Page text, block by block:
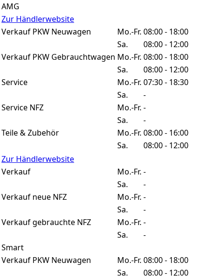
AMG
Zur Händlerwebsite
Verkauf PKW Neuwagen
Mo.-Fr. 08:00 - 18:00
Sa.
08:00 - 12:00
Verkauf PKW Gebrauchtwagen Mo.-Fr. 08:00 - 18:00
Sa.
08:00 - 12:00
Service
Mo.-Fr. 07:30 - 18:30
Sa.
-
Service NFZ
Mo.-Fr. -
Sa.
-
Teile & Zubehör
Mo.-Fr. 08:00 - 16:00
Sa.
08:00 - 12:00
Zur Händlerwebsite
Verkauf
Mo.-Fr. -
Sa.
-
Verkauf neue NFZ
Mo.-Fr. -
Sa.
-
Verkauf gebrauchte NFZ
Mo.-Fr. -
Sa.
-
Smart
Verkauf PKW Neuwagen
Mo.-Fr. 08:00 - 18:00
Sa.
08:00 - 12:00